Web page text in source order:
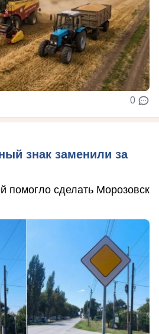
0
знак заменили за
помогло сделать Морозовск